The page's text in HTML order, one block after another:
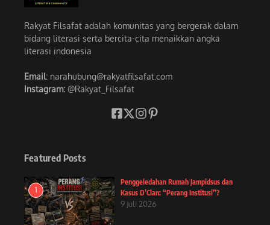
Rakyat Filsafat adalah komunitas yang bergerak dalam
bidang literasi serta bercita-cita menaikkan angka
literasi indonesia
Email: narahubung@rakyatfilsafat.com
Instagram: @Rakyat_Filsafat
Featured Posts
1
Penggeledahan Rumah Jampidsus dan
Kasus D’Clan: “Perang Institusi”?
9 Juli 2026